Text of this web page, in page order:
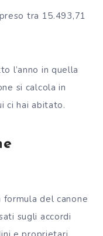
tra 15.493,71
l’anno in quella
si calcola in
ci hai abitato.
del canone
sugli accordi